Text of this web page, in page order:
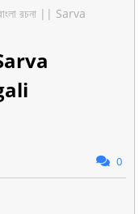
বাংলা রচনা || Sarva
Sarva
0